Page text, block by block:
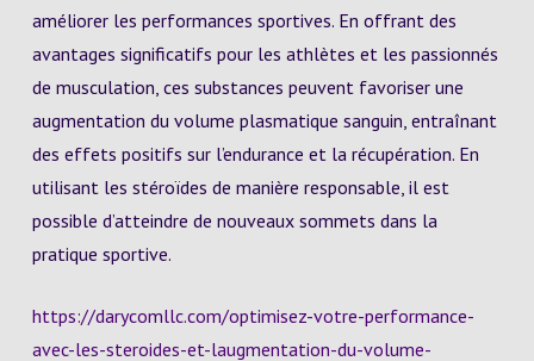
améliorer les performances sportives. En offrant des
avantages significatifs pour les athlètes et les passionnés
de musculation, ces substances peuvent favoriser une
augmentation du volume plasmatique sanguin, entraînant
des effets positifs sur l’endurance et la récupération. En
utilisant les stéroïdes de manière responsable, il est
possible d’atteindre de nouveaux sommets dans la
pratique sportive.
https://darycomllc.com/optimisez-votre-performance-
avec-les-steroides-et-laugmentation-du-volume-